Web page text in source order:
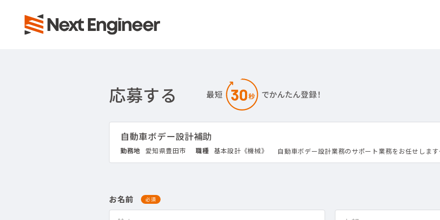
応募する
自動車ボデー設計補助
勤務地 愛知県豊田市 職種 基本設計《機械》 自動車ボデー設計業務のサポート業務をお任せしま
お名前 必須